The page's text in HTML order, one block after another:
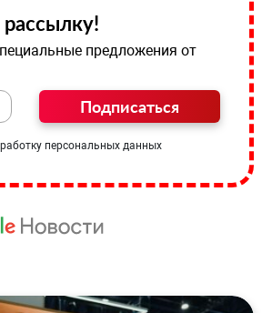
предложения от
Подписаться
персональных данных